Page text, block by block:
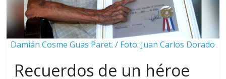
Damián Cosme Guas Paret. / Foto: Juan Carlos Dorado
Recuerdos de un héroe